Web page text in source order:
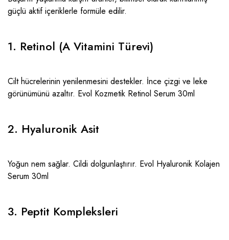
güçlü aktif içeriklerle formüle edilir.
1. Retinol (A Vitamini Türevi)
Cilt hücrelerinin yenilenmesini destekler. İnce çizgi ve leke
görünümünü azaltır. Evol Kozmetik Retinol Serum 30ml
2. Hyaluronik Asit
Yoğun nem sağlar. Cildi dolgunlaştırır. Evol Hyaluronik Kolajen
Serum 30ml
3. Peptit Kompleksleri